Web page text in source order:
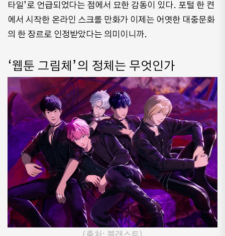
타일’로 언급되었다는 점에서 묘한 감동이 있다. 포털 한 켠
에서 시작한 온라인 스크롤 만화가 이제는 어엿한 대중문화
의 한 장르로 인정받았다는 의미이니까.
‘웹툰 그림체’의 정체는 무엇인가